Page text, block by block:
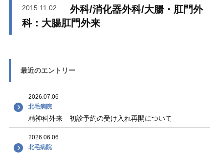
2015.11.02
外科/消化器外科/大腸・肛門外
科：大腸肛門外来
最近のエントリー
2026.07.06
北毛病院
精神科外来 初診予約の受け入れ再開について
2026.06.06
北毛病院